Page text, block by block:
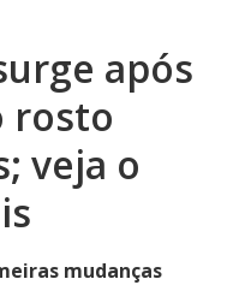
após
rosto
veja o
mudanças